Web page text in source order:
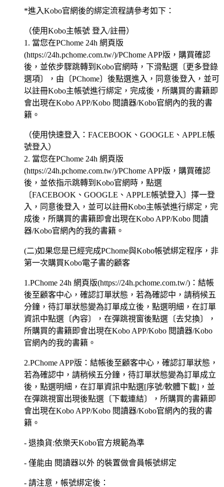
*進入Kobo官網後的綁定流程請參考如下：
（使用Kobo主帳號 登入/註冊）
1. 當您在PChome 24h 網頁版
(https://24h.pchome.com.tw/)/PChome APP版，購買確認
後，並依步驟跳轉到Kobo官網時，下滑點選〔更多登錄
選項〕，由〔PChome〕後點選進入，同意後登入，並可
以註冊Kobo主帳號進行綁定，完成後，所購買的書籍即
會出現在Kobo APP/Kobo 閱讀器/Kobo官網內的我的書
籍。
（使用快速登入：FACEBOOK、GOOGLE、APPLE帳
號登入）
2. 當您在PChome 24h 網頁版
(https://24h.pchome.com.tw/)/PChome APP版，購買確認
後，並依指示跳轉到Kobo官網時，點選
〔FACEBOOK、GOOGLE、APPLE帳號登入〕擇一登
入，同意後登入，並可以註冊Kobo主帳號進行綁定，完
成後，所購買的書籍即會出現在Kobo APP/Kobo 閱讀
器/Kobo官網內的我的書籍。
(二)如果您是已經完成PChome與Kobo帳號綁定程序，非
第一次購買Kobo電子書的顧客
1.PChome 24h 網頁版(https://24h.pchome.com.tw/)：結帳
後至顧客中心，確認訂單狀態，若為確認中，請稍候五
分鐘，待訂單狀態變為訂單成立後，點選明細，在訂單
資訊中點選〔內容〕，在彈跳視窗後點選〔去兌換〕，
所購買的書籍即會出現在Kobo APP/Kobo 閱讀器/Kobo
官網內的我的書籍。
2.PChome APP版：結帳後至顧客中心，確認訂單狀態，
若為確認中，請稍候五分鐘，待訂單狀態變為訂單成立
後，點選明細，在訂單資訊中點選[序號/軟體下載]，並
在彈跳視窗出現後點選〔下載連結〕，所購買的書籍即
會出現在Kobo APP/Kobo 閱讀器/Kobo官網內的我的書
籍。
- 退換貨:依樂天Kobo官方規範為準
- 僅能由 閱讀器以外 的裝置做會員帳號綁定
- 請注意，帳號綁定後：